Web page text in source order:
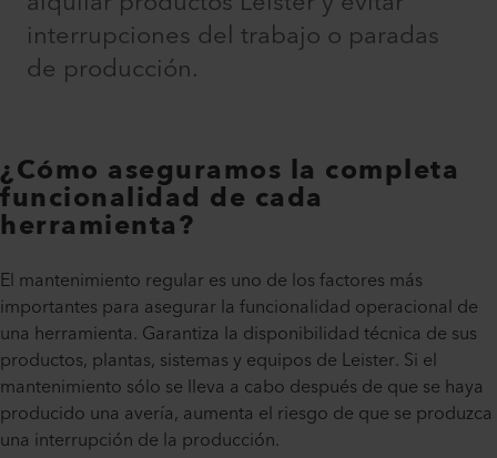
interrupciones del trabajo o paradas
de producción.
¿Cómo aseguramos la completa
funcionalidad de cada
herramienta?
El mantenimiento regular es uno de los factores más
importantes para asegurar la funcionalidad operacional de
una herramienta. Garantiza la disponibilidad técnica de sus
productos, plantas, sistemas y equipos de Leister. Si el
mantenimiento sólo se lleva a cabo después de que se haya
producido una avería, aumenta el riesgo de que se produzca
una interrupción de la producción.